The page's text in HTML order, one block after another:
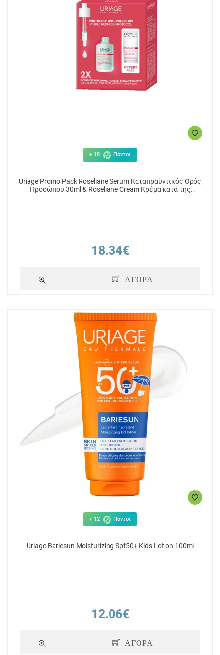
+ 18 Πόντοι
Uriage Promo Pack Roseliane Serum Καταπραϋντικός Ορός
Προσώπου 30ml & Roseliane Cream Κρέμα κατά της
18.34€
ΑΓΟΡΑ
+ 12 Πόντοι
Uriage Bariesun Moisturizing Spf50+ Kids Lotion 100ml
12.06€
ΑΓΟΡΑ